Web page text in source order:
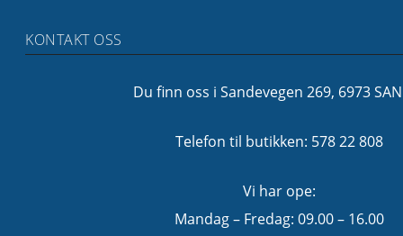
KONTAKT OSS
Du finn oss i Sandevegen 269, 6973
Telefon til butikken: 578 22 808
Vi har ope:
Mandag – Fredag: 09.00 – 16.00